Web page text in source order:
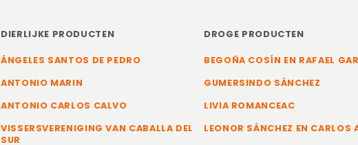
DIERLIJKE PRODUCTEN
ÁNGELES SANTOS DE PEDRO
ANTONIO MARIN
ANTONIO CARLOS CALVO
VISSERSVERENIGING VAN CABALLA DEL
SUR
DROGE PRODUCTEN
BEGOÑA COSÍN EN RAFAEL
GUMERSINDO SÁNCHEZ
LIVIA ROMANCEAC
LEONOR SÁNCHEZ EN CARLOS